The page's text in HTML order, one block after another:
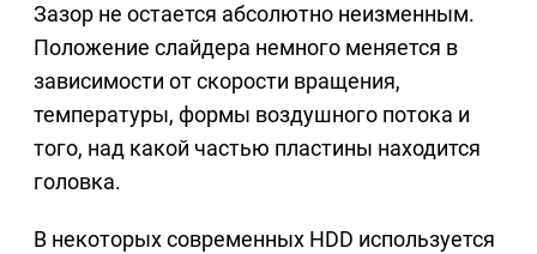
Зазор не остается абсолютно неизменным.
Положение слайдера немного меняется в
зависимости от скорости вращения,
температуры, формы воздушного потока и
того, над какой частью пластины находится
головка.
В некоторых современных HDD используется